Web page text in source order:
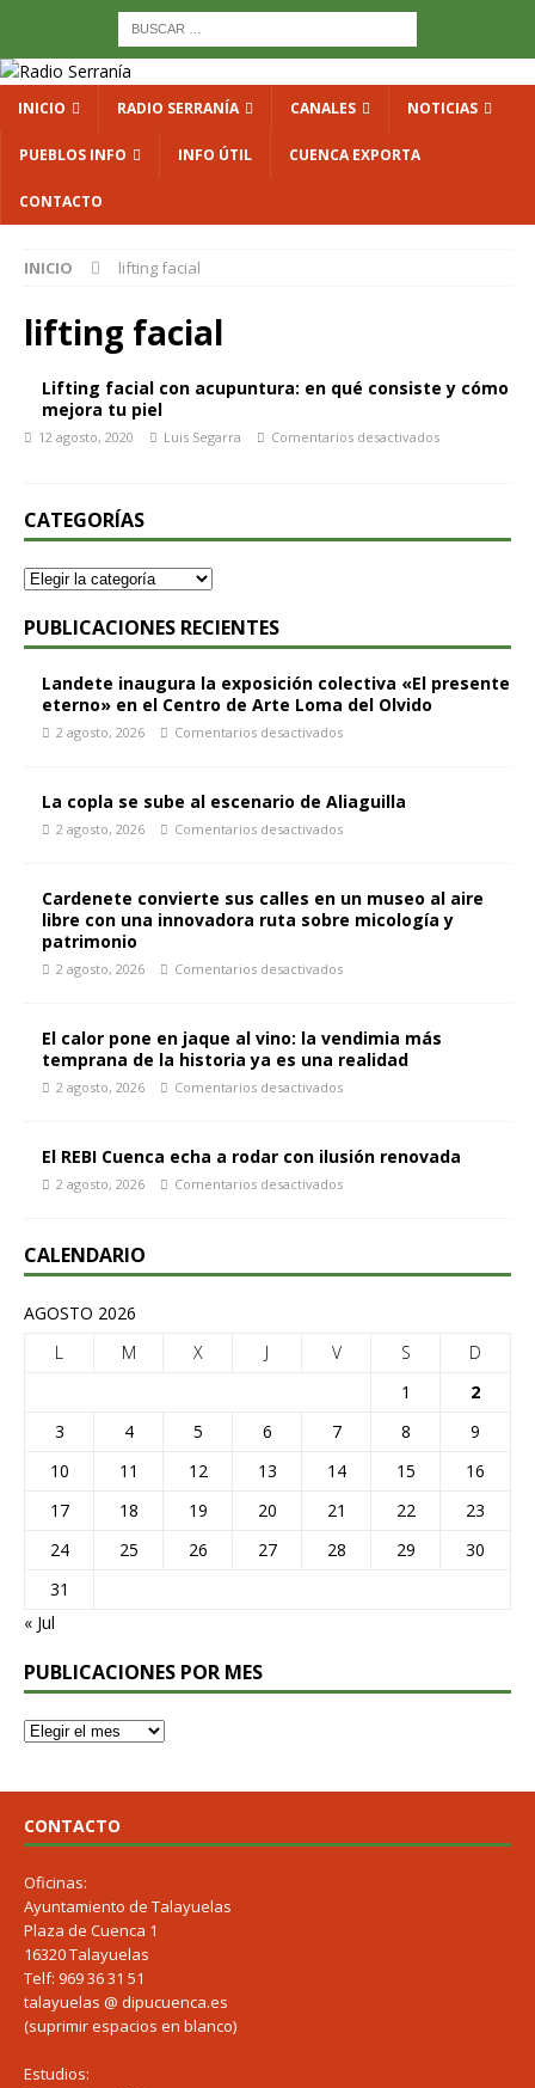
INICIO RADIO SERRANÍA CANALES NOTICIAS
PUEBLOS INFO INFO ÚTIL CUENCA EXPORTA
CONTACTO
INICIO lifting facial
lifting facial
Lifting facial con acupuntura: en qué consiste y cómo
mejora tu piel
12 agosto, 2020 Luis Segarra Comentarios desactivados
CATEGORÍAS
PUBLICACIONES RECIENTES
Landete inaugura la exposición colectiva «El presente
eterno» en el Centro de Arte Loma del Olvido
2 agosto, 2026 Comentarios desactivados
La copla se sube al escenario de Aliaguilla
2 agosto, 2026 Comentarios desactivados
Cardenete convierte sus calles en un museo al aire
libre con una innovadora ruta sobre micología y
patrimonio
2 agosto, 2026 Comentarios desactivados
El calor pone en jaque al vino: la vendimia más
temprana de la historia ya es una realidad
2 agosto, 2026 Comentarios desactivados
El REBI Cuenca echa a rodar con ilusión renovada
2 agosto, 2026 Comentarios desactivados
CALENDARIO
AGOSTO 2026
L
M X J V S
D
1
2
3
4 5 6 7 8
9
10
11 12 13 14 15
16
17
18 19 20 21 22
23
24
25 26 27 28 29
30
31
« Jul
PUBLICACIONES POR MES
CONTACTO
Oficinas:
Ayuntamiento de Talayuelas
Plaza de Cuenca 1
16320 Talayuelas
Telf: 969 36 31 51
talayuelas @ dipucuenca.es
(suprimir espacios en blanco)
Estudios: